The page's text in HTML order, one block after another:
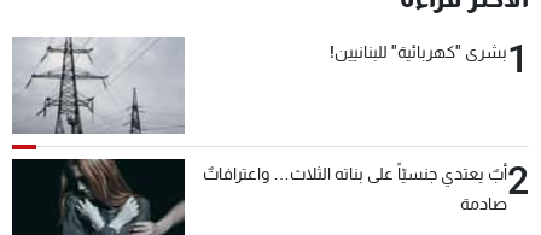
1بشرى "كهربائية" للبنانيين!
2أبٌ يعتدي جنسيّاً على بناته الثلاث… واعترافاتٌ
صادمة